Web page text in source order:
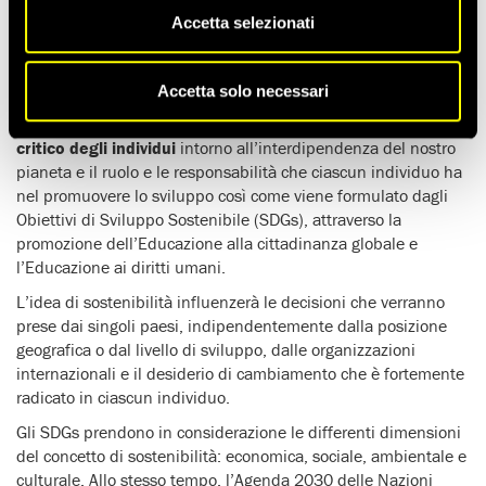
Accetta selezionati
Accetta solo necessari
all’interno del progetto Start te Change! co-finanziato dalla
ha tra i suoi obiettivi principali quello diaccrescere la
consapevolezza della cittadinanza europeae ilpensiero
critico degli individui intorno all’interdipendenza del nostro
pianeta e il ruolo e le responsabilità che ciascun individuo ha
nel promuovere lo sviluppo così come viene formulato dagli
Obiettivi di Sviluppo Sostenibile (SDGs), attraverso la
promozione dell’Educazione alla cittadinanza globale e
l’Educazione ai diritti umani.
L’idea di sostenibilità influenzerà le decisioni che verranno
prese dai singoli paesi, indipendentemente dalla posizione
geografica o dal livello di sviluppo, dalle organizzazioni
internazionali e il desiderio di cambiamento che è fortemente
radicato in ciascun individuo.
Gli SDGs prendono in considerazione le differenti dimensioni
del concetto di sostenibilità: economica, sociale, ambientale e
culturale. Allo stesso tempo, l’Agenda 2030 delle Nazioni